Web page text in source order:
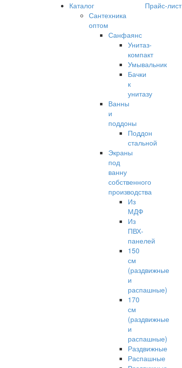
Каталог
Сантехника
оптом
Санфаянс
Унитаз-
компакт
Умывальник
Бачки
к
унитазу
Ванны
и
поддоны
Поддон
стальной
Экраны
под
ванну
собственного
производства
Из
МДФ
Из
ПВХ-
панелей
150
см
(раздвижные
и
распашные)
170
см
(раздвижные
и
распашные)
Раздвижные
Распашные
Прайс-лист